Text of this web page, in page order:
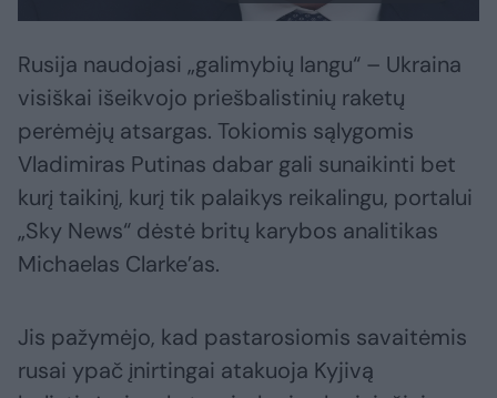
Rusija naudojasi „galimybių langu“ – Ukraina
visiškai išeikvojo priešbalistinių raketų
perėmėjų atsargas. Tokiomis sąlygomis
Vladimiras Putinas dabar gali sunaikinti bet
kurį taikinį, kurį tik palaikys reikalingu, portalui
„Sky News“ dėstė britų karybos analitikas
Michaelas Clarke’as.
Jis pažymėjo, kad pastarosiomis savaitėmis
rusai ypač įnirtingai atakuoja Kyjivą